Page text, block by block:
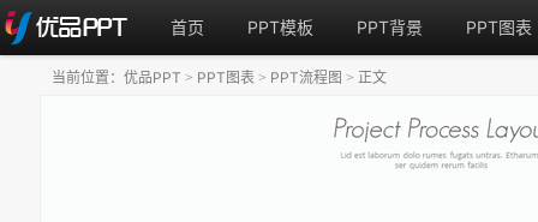
首页 PPT模板 PPT背景 PPT图表
当前位置： 优品PPT > PPT图表 > PPT流程图 > 正文